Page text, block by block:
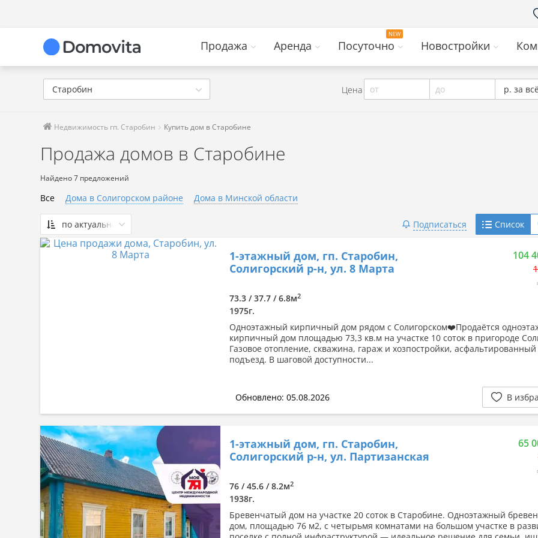
Продажа Аренда Посуточно Новостройки
Старобин Цена от до р. за
Недвижимость гп. Старобин Купить дом в Старобине
Продажа домов в Старобине
Найдено 7 предложений
Все Дома в Солигорском районе Дома в Минской области
по актуальности
По актуальности
Сначала дешевые
Подписаться Список
1-этажный дом, гп. Старобин,
Солигорский р-н, ул. 8 Марта
104
73.3 / 37.7 / 6.8м2
1975г.
Одноэтажный кирпичный дом рядом с Солигорском❤️Продаётся
кирпичный дом площадью 73,3 кв.м на участке 10 соток в пригороде
Газовое отопление, скважина, гараж и хозпостройки, асфальтированный
подъезд. В шаговой доступности...
Обновлено: 05.08.2026 В
1-этажный дом, гп. Старобин,
Солигорский р-н, ул. Партизанская
65
76 / 45.6 / 8.2м2
1938г.
Бревенчатый дом на участке 20 соток в Старобине. Одноэтажный
дом, площадью 76 м2, с четырьмя комнатами на большом участке в